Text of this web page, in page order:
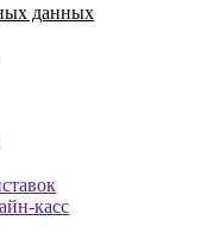
данных
касс